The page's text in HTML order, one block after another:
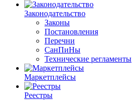
Законодательство
Законы
Постановления
Перечни
СанПиНы
Технические регламенты
Маркетплейсы
Реестры